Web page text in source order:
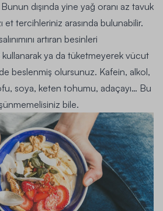
dışında yine yağ oranı az tavuk
et tercihleriniz arasında bulunabilir.
artıran besinleri
ya da tüketmeyerek vücut
beslenmiş olursunuz. Kafein, alkol,
soya, keten tohumu, adaçayı… Bu
bile.